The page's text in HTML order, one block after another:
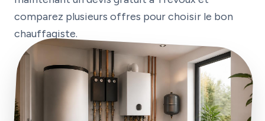
comparez plusieurs offres pour choisir le bon
chauffagiste.